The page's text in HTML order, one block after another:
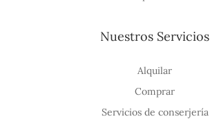
Nuestros Servicios
Alquilar
Comprar
Servicios de conserjería